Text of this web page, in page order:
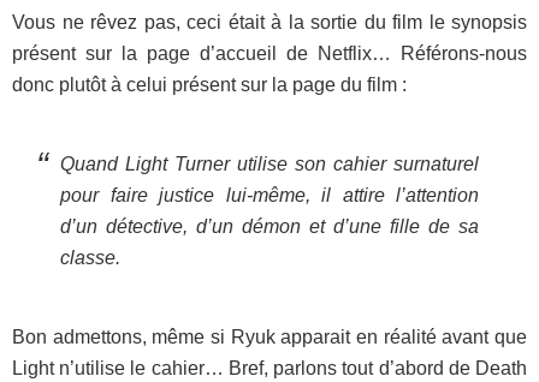
Vous ne rêvez pas, ceci était à la sortie du film le synopsis
présent sur la page d’accueil de Netflix… Référons-nous
donc plutôt à celui présent sur la page du film :
Quand Light Turner utilise son cahier surnaturel
pour faire justice lui-même, il attire l’attention
d’un détective, d’un démon et d’une fille de sa
classe.
Bon admettons, même si Ryuk apparait en réalité avant que
Light n’utilise le cahier… Bref, parlons tout d’abord de Death